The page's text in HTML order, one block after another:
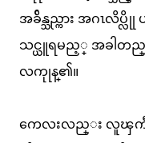
အခ်ိန္သည္ကား အဂၤလိ
သင္ယူရမည့္ အခါတည္
လကုုန္၏။
ကေလးလည္း လူၾကီး